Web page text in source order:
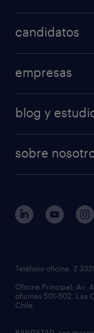
candidatos
empresas
blog y
sobre
Teléfono oficina: 2
Oficina Principal: Av.
oficinas 501-502, Las
Chile.